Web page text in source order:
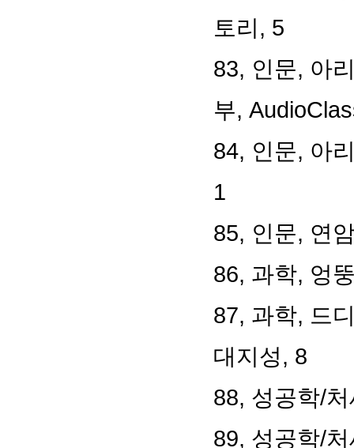
토리 , 5
83, 인문, 아
부,
84, 인문, 아
1
85, 인문, 연
86, 과학, 엉
87, 과학, 드
대지성, 8
88, 성공학/
89, 성공학/